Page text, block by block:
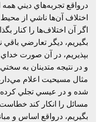
درواقع‌ تجربه‌هاي‌ ديني‌
اختلاف‌ آن‌ها ناشي‌ از
اگر آن‌ اختلاف‌ها را كنار
بگيريم، ديگر تعارضي‌ باقي‌
بپذيريم، در آن‌ صورت‌
و در نتیجه متدينان‌ به‌
مثال‌ مسيحيت‌ اعلام‌
شده‌ و در عيسي‌ تجلي‌
مسائل‌ را انكار كند
بگيريم، درواقع‌ اساس‌ و